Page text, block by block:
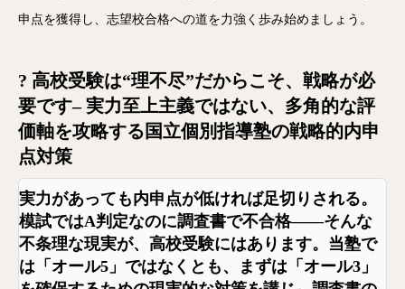
申点を獲得し、志望校合格への道を力強く歩み始めましょう。
? 高校受験は“理不尽”だからこそ、戦略が必
要です– 実力至上主義ではない、多角的な評
価軸を攻略する国立個別指導塾の戦略的内申
点対策
実力があっても内申点が低ければ足切りされる。
模試ではA判定なのに調査書で不合格——そんな
不条理な現実が、高校受験にはあります。当塾で
は「オール5」ではなくとも、
まずは「オール3」